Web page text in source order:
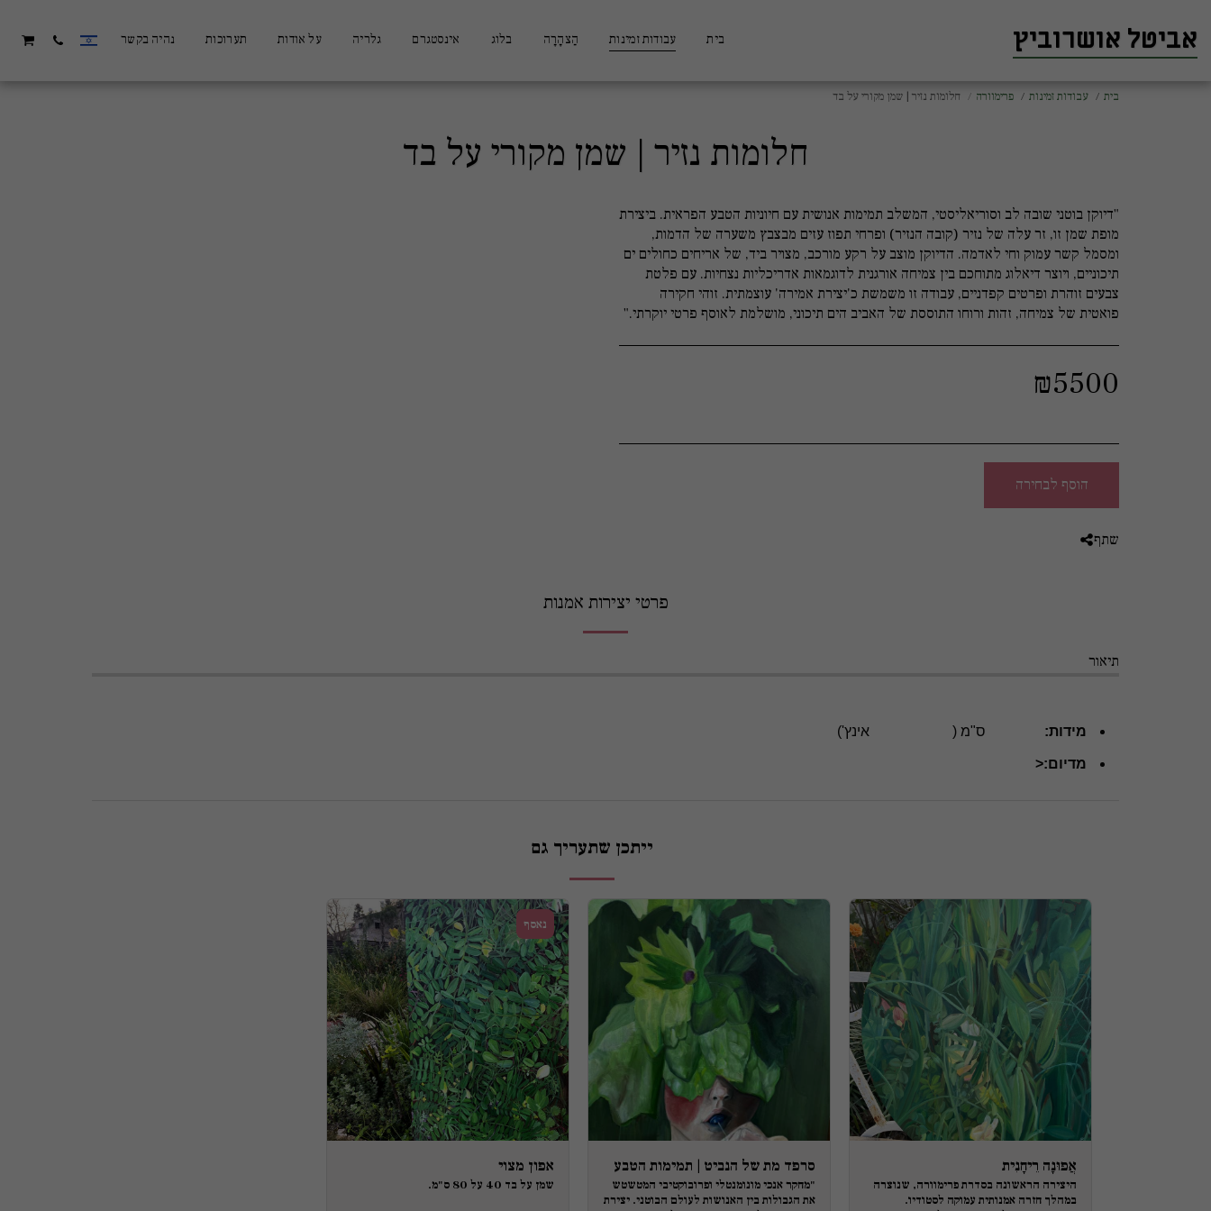
אביטל אושרוביץ בית עבודות זמינות הַצהָרָה בלוג אינסטגרם גלריה על אודות תערוכות נהיה בקשר
בית עבודות זמינות פרימוורה חלומות נזיר | שמן מקורי על בד
חלומות נזיר | שמן מקורי על בד
"דיוקן בוטני שובה לב וסוריאליסטי, המשלב תמימות אנושית עם חיוניות הטבע הפראית. ביצירת
מופת שמן זו, זר עלה של נזיר (קובה הנזיר) ופרחי תפוז עזים מבצבץ משערה של הדמות,
ומסמל קשר עמוק וחי לאדמה. הדיוקן מוצב על רקע מורכב, מצויר ביד, של אריחים כחולים ים
תיכוניים, ויוצר דיאלוג מתוחכם בין צמיחה אורגנית לדוגמאות אדריכליות נצחיות. עם פלטת
צבעים זוהרת ופרטים קפדניים, עבודה זו משמשת כ'יצירת אמירה' עוצמתית. זוהי חקירה
פואטית של צמיחה, זהות ורוחו התוססת של האביב הים תיכוני, מושלמת לאוסף פרטי יוקרתי."
₪5500
הוסף לבחירה
שתף
פרטי יצירות אמנות
תיאור
מידות: ס"מ ( אינץ')
מדיום:<
ייתכן שתעריך גם
אֲפוּנָה רֵיחָנִית
היצירה הראשונה בסדרת פרימוורה, שנוצרה
במהלך חזרה אמנותית עמוקה לסטודיו.
סרפד מת של הנביט | תמימות הטבע
"מחקר אנכי מונומנטלי ופרובוקטיבי המטשטש
את הגבולות בין האנושות לעולם הבוטני. יצירת
נאסף
אפון מצוי
שמן על בד 40 על 80 ס"מ.